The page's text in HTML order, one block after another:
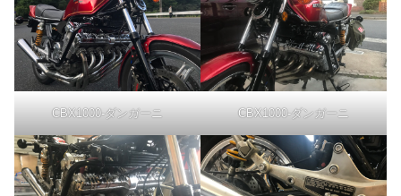
CBX1000-ダンガーニ CBX1000-ダンガーニ